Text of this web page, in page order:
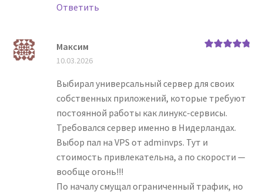
Ответить
Максим
10.03.2026
Выбирал универсальный сервер для своих
собственных приложений, которые требуют
постоянной работы как линукс-сервисы.
Требовался сервер именно в Нидерландах.
Выбор пал на VPS от adminvps. Тут и
стоимость привлекательна, а по скорости —
вообще огонь!!!
По началу смущал ограниченный трафик, но